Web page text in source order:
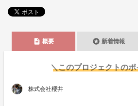
description 概要 stars 新着情報
＼このプロジェクトのポ
株式会社櫻井